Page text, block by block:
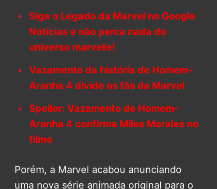
Siga o Legado da Marvel no Google
Notícias e não perca nada do
universo marvete!
Vazamento da história de Homem-
Aranha 4 divide os fãs da Marvel
Spoiler: Vazamento de Homem-
Aranha 4 confirma Miles Morales no
filme
Porém, a Marvel acabou anunciando
uma nova série animada original para o